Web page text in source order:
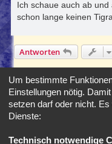
r
a
Ich schaue auch ab
schon lange keinen
Antworten
Um bestimmte
Einstellungen nötig.
setzen darf oder nicht.
Dienste:
Technisch notwendige